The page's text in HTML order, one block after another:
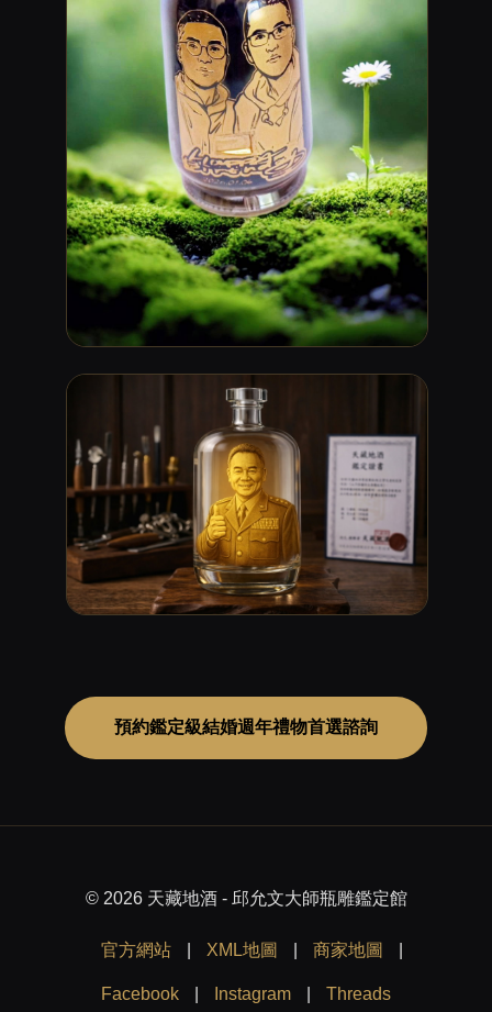
預約鑑定級結婚週年禮物首選諮詢
© 2026 天藏地酒 - 邱允文大師瓶雕鑑定館
官方網站 XML地圖 商家地圖
Facebook Instagram Threads